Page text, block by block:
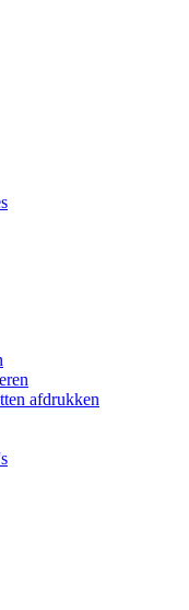
afdrukken